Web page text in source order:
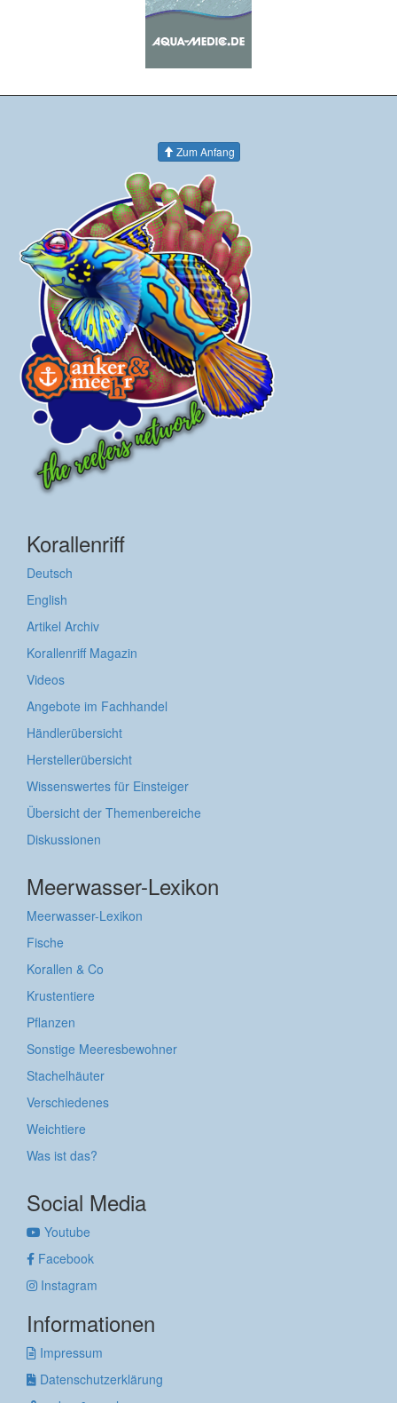
Zum Anfang
Korallenriff
Deutsch
English
Artikel Archiv
Korallenriff Magazin
Videos
Angebote im Fachhandel
Händlerübersicht
Herstellerübersicht
Wissenswertes für Einsteiger
Übersicht der Themenbereiche
Diskussionen
Meerwasser-Lexikon
Meerwasser-Lexikon
Fische
Korallen & Co
Krustentiere
Pflanzen
Sonstige Meeresbewohner
Stachelhäuter
Verschiedenes
Weichtiere
Was ist das?
Social Media
Youtube
Facebook
Instagram
Informationen
Impressum
Datenschutzerklärung